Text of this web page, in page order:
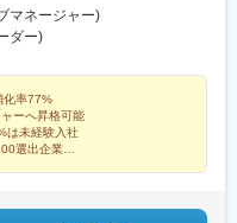
市営)、石山駅、くいな橋駅、
下鉄)、岡山駅前駅、横川駅
天王寺駅前駅、動物園前駅、
)、香椎宮前駅、三宮駅(神戸
山下駅、四宮駅、五条駅(京都
条駅、あおば通駅、西川緑道
、城北駅
京都)、亀戸駅、木場駅(東京
崎広小路駅、自由が丘駅、蒲
駅、中野駅(東京都)、荻窪駅、
谷駅、赤羽駅、南千住駅、東
有駅、西葛西駅、吉祥寺駅、
門前駅、調布駅、町田駅、南
、国分寺駅、立川北駅、高松
高島駅、横浜駅、元町・中華
マネージャー)
ダー)
化率77%
ーへ昇格可能
は未経験入社
選出企業